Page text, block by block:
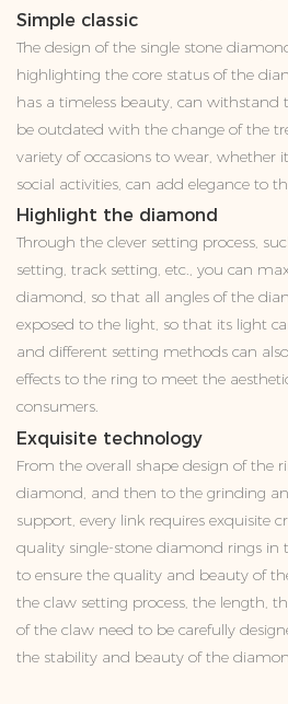
Simple classic
The design of the single stone
highlighting the core status of the
has a timeless beauty, can
be outdated with the change of the
variety of occasions to wear, whether
social activities, can add elegance to
Highlight the diamond
Through the clever setting process,
setting, track setting, etc., you can
diamond, so that all angles of the
exposed to the light, so that its light
and different setting methods can
effects to the ring to meet the
consumers.
Exquisite technology
From the overall shape design of the
diamond, and then to the grinding
support, every link requires exquisite
quality single-stone diamond rings in
to ensure the quality and beauty of
the claw setting process, the length,
of the claw need to be carefully
the stability and beauty of the